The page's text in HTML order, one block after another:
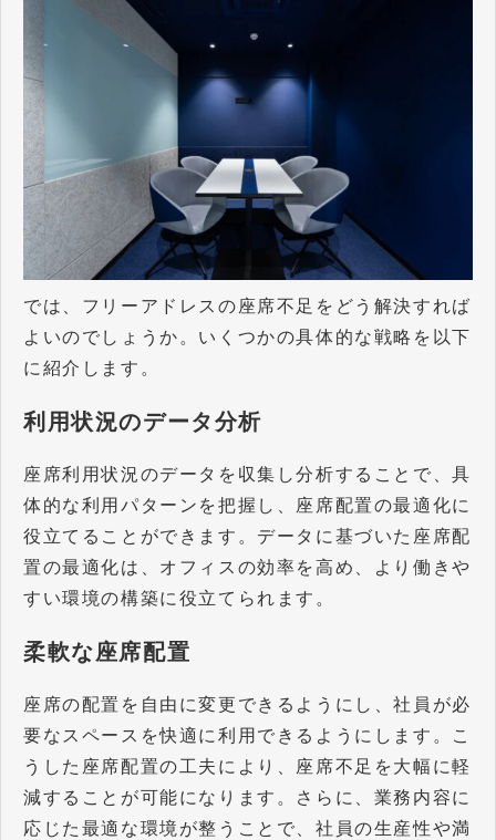
では、フリーアドレスの座席不足をどう解決すれば
よいのでしょうか。いくつかの具体的な戦略を以下
に紹介します。
利用状況のデータ分析
座席利用状況のデータを収集し分析することで、具
体的な利用パターンを把握し、座席配置の最適化に
役立てることができます。データに基づいた座席配
置の最適化は、オフィスの効率を高め、より働きや
すい環境の構築に役立てられます。
柔軟な座席配置
座席の配置を自由に変更できるようにし、社員が必
要なスペースを快適に利用できるようにします。こ
うした座席配置の工夫により、座席不足を大幅に軽
減することが可能になります。さらに、業務内容に
応じた最適な環境が整うことで、社員の生産性や満